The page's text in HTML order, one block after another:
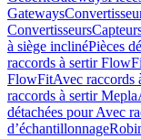
Gateways
Convertisseurs
à siège inclinéPièces
raccords à sertir
FlowFitAvec raccords
raccords à sertir Mepla
détachées pour Avec
d’échantillonnage